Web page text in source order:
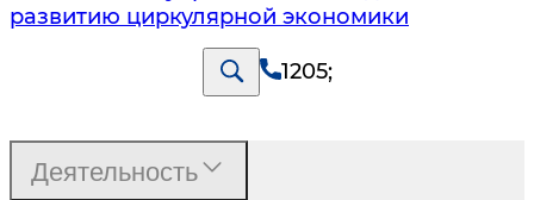
развитию циркулярной экономики
1205;
Деятельность